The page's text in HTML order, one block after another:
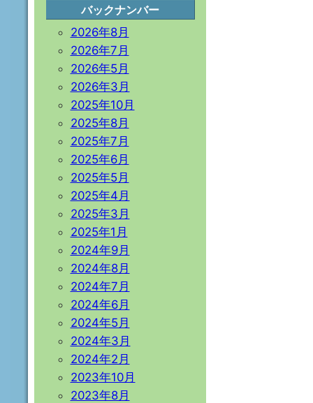
バックナンバー
2026年8月
2026年7月
2026年5月
2026年3月
2025年10月
2025年8月
2025年7月
2025年6月
2025年5月
2025年4月
2025年3月
2025年1月
2024年9月
2024年8月
2024年7月
2024年6月
2024年5月
2024年3月
2024年2月
2023年10月
2023年8月